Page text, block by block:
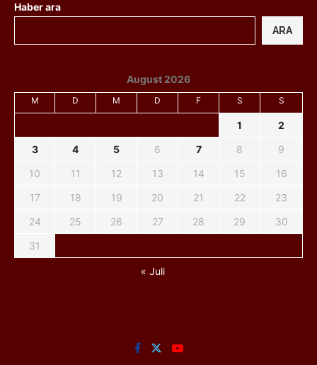
Haber ara
ARA
August 2026
M D M D F S S
1
2
3
4 5 6 7 8
9
10
11 12 13 14 15
16
17
18 19 20 21 22
23
24
25 26 27 28 29
30
31
« Juli